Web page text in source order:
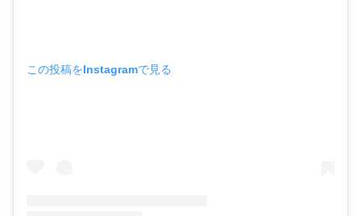
この投稿をInstagramで見る